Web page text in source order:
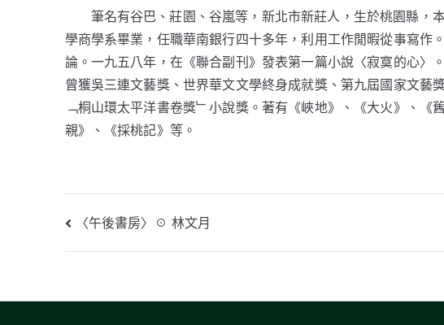
筆名有谷巴、莊園、谷嵐等，新北市新莊人，生於桃園縣，
學商學系畢業，任職華南銀行四十多年，利用工作閒暇從事寫作
論。一九五八年，在《聯合副刊》發表第一篇小說〈寂寞的心〉
曾獲吳三連文藝獎、世界華文文學終身成就獎、第九屆國家文藝
﹁桐山環太平洋書卷獎﹂小說獎。著有《峽地》、《大火》、《
親》、《採桃記》等。
文
章
導
〈午後書房〉☉ 林文月